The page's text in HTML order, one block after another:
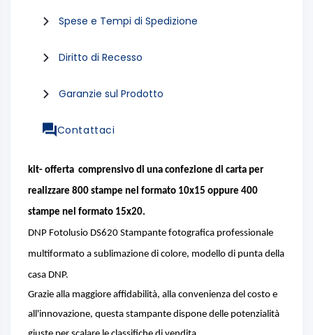
Spese e Tempi di Spedizione
Diritto di Recesso
Garanzie sul Prodotto
Contattaci
kit- offerta comprensivo di una confezione di carta per
realizzare 800 stampe nel formato 10x15 oppure 400
stampe nel formato 15x20.
DNP Fotolusio DS620 Stampante fotografica professionale
multiformato a sublimazione di colore, modello di punta della
casa DNP.
Grazie alla maggiore affidabilità, alla convenienza del costo e
all'innovazione, questa stampante dispone delle potenzialità